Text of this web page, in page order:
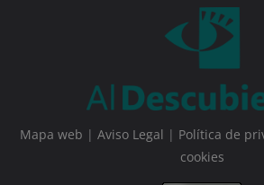
Mapa web | Aviso Legal | Política de
cookies